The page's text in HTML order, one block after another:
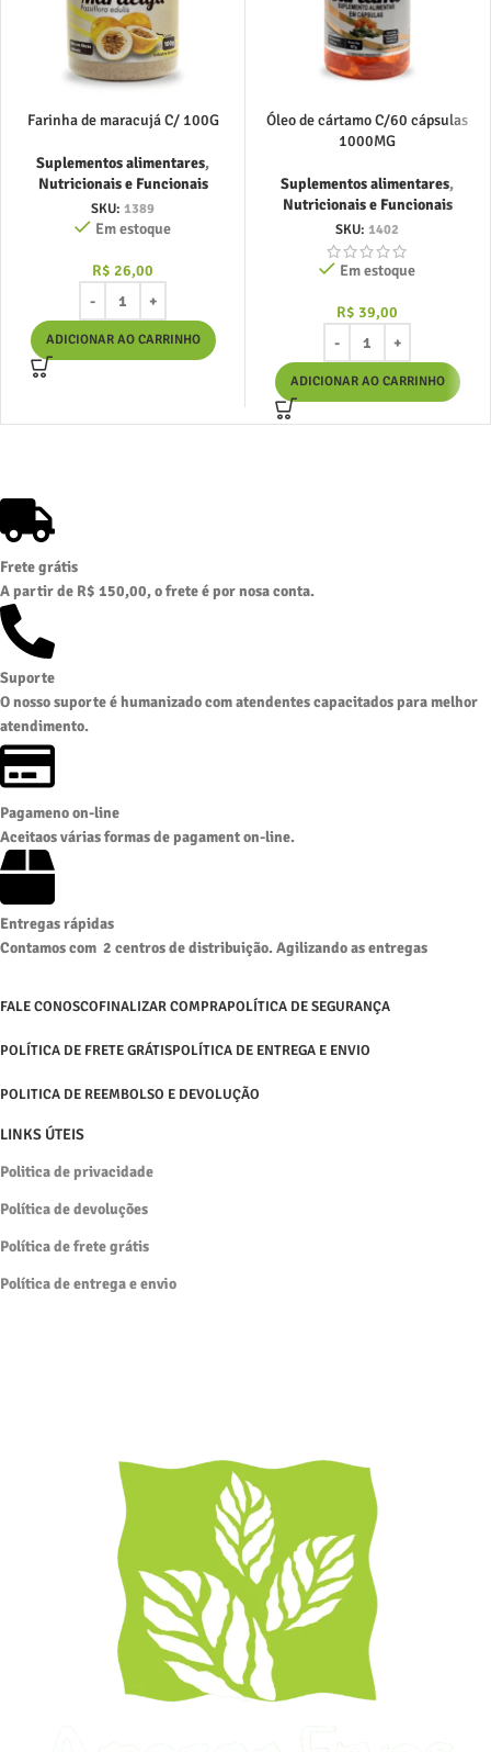
Farinha de maracujá C/ 100G
Suplementos alimentares,
Nutricionais e Funcionais
SKU: 1389
Em estoque
R$ 26,00
ADICIONAR AO CARRINHO
Óleo de cártamo C/60 cápsulas
1000MG
Suplementos alimentares,
Nutricionais e Funcionais
SKU: 1402
Em estoque
R$ 39,00
ADICIONAR AO CARRINHO
Frete grátis
A partir de R$ 150,00, o frete é por nosa conta.
Suporte
O nosso suporte é humanizado com atendentes capacitados para melhor
atendimento.
Pagameno on-line
Aceitaos várias formas de pagament on-line.
Entregas rápidas
Contamos com 2 centros de distribuição. Agilizando as entregas
FALE CONOSCOFINALIZAR COMPRAPOLÍTICA DE SEGURANÇA
POLÍTICA DE FRETE GRÁTISPOLÍTICA DE ENTREGA E ENVIO
POLITICA DE REEMBOLSO E DEVOLUÇÃO
LINKS ÚTEIS
Politica de privacidade
Política de devoluções
Política de frete grátis
Política de entrega e envio